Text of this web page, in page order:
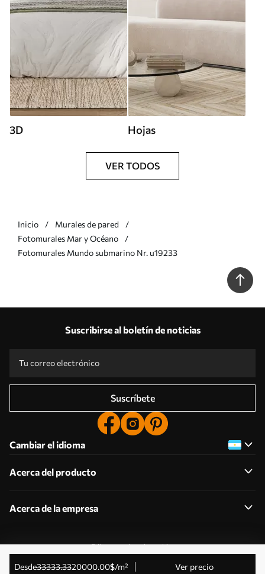
desde33333.3320000.00$/m² Ver precio
3D Hojas
VER TODOS
Inicio
Murales de pared
Fotomurales Mar y Océano
Fotomurales Mundo submarino Nr. u19233
Suscribirse al boletín de noticias
Suscríbete
Cambiar el idioma
Acerca del producto
Acerca de la empresa
Editar permisos de cookies
© 2011-2026 Uwalls . Todos los derechos reservados.